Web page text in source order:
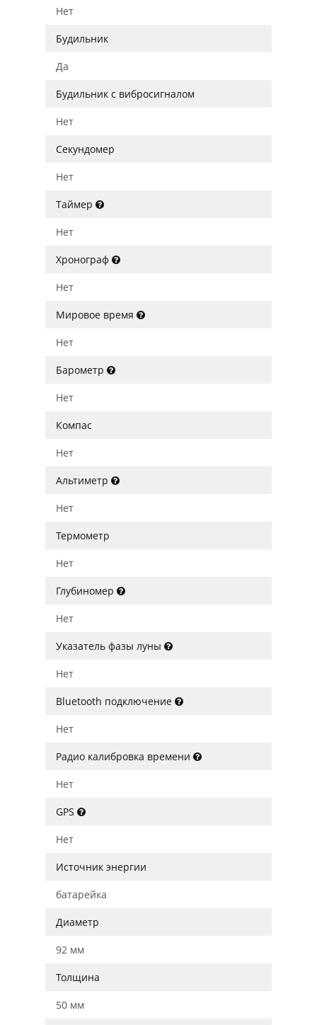
Нет
Будильник
Да
Будильник с вибросигналом
Нет
Секундомер
Нет
Таймер
Нет
Хронограф
Нет
Мировое время
Нет
Барометр
Нет
Компас
Нет
Альтиметр
Нет
Термометр
Нет
Глубиномер
Нет
Указатель фазы луны
Нет
Bluetooth подключение
Нет
Радио калибровка времени
Нет
GPS
Нет
Источник энергии
батарейка
Диаметр
92 мм
Толщина
50 мм